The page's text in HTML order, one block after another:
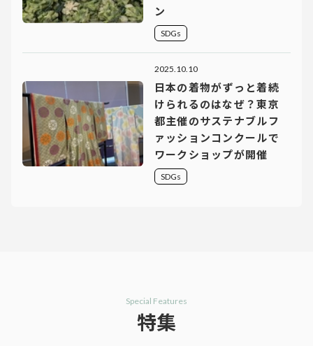
ン
SDGs
2025.10.10
日本の着物がずっと着続
けられるのはなぜ？東京
都主催のサステナブルフ
ァッションコンクールで
ワークショップが開催
SDGs
Special Features
特集